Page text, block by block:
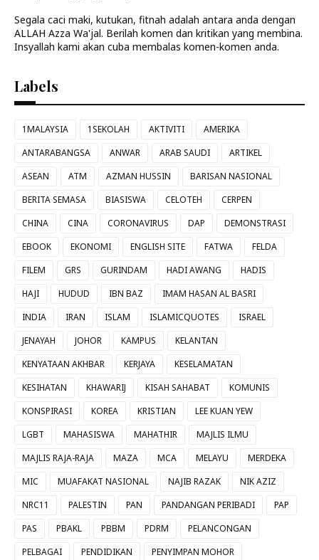
Segala caci maki, kutukan, fitnah adalah antara anda dengan
ALLAH Azza Wa'jal. Berilah komen dan kritikan yang membina.
Insyallah kami akan cuba membalas komen-komen anda.
Labels
1MALAYSIA 1SEKOLAH AKTIVITI
AMERIKA
ANTARABANGSA
ANWAR ARAB SAUDI
ARTIKEL
ASEAN
ATM AZMAN HUSSIN
BARISAN NASIONAL
BERITA SEMASA
BIASISWA CELOTEH
CERPEN
CHINA
CINA CORONAVIRUS DAP
DEMONSTRASI
EBOOK
EKONOMI ENGLISH SITE FATWA
FELDA
FILEM
GRS GURINDAM HADI AWANG
HADIS
HAJI
HUDUD IBN BAZ
IMAM HASAN AL BASRI
INDIA
IRAN ISLAM ISLAMICQUOTES
ISRAEL
JENAYAH
JOHOR KAMPUS
KELANTAN
KENYATAAN AKHBAR
KERJAYA
KESELAMATAN
KESIHATAN
KHAWARIJ KISAH SAHABAT
KOMUNIS
KONSPIRASI
KOREA KRISTIAN
LEE KUAN YEW
LGBT
MAHASISWA MAHATHIR
MAJLIS ILMU
MAJLIS RAJA-RAJA
MAZA MCA MELAYU
MERDEKA
MIC
MUAFAKAT NASIONAL NAJIB RAZAK
NIK AZIZ
NRC11
PALESTIN PAN PANDANGAN PERIBADI
PAP
PAS
PBAKL PBBM PDRM
PELANCONGAN
PELBAGAI
PENDIDIKAN
PENYIMPAN MOHOR